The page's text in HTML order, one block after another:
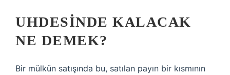
UHDESINDE KALACAK
NE DEMEK?
Bir mülkün satışında bu, satılan payın bir kısmının